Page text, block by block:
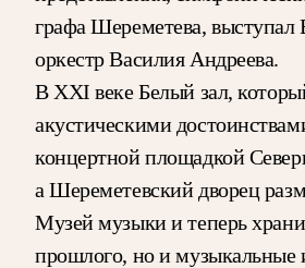
графа Шереметева, выступал
оркестр Василия Андреева.
В XXI веке Белый зал,
акустическими
концертной площадкой
а Шереметевский дворец
Музей музыки и теперь
прошлого, но и